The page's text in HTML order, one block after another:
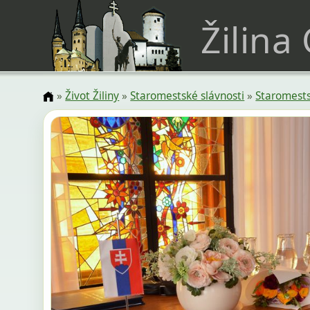
Žilina
»Život Žiliny»Staromestské slávnosti »